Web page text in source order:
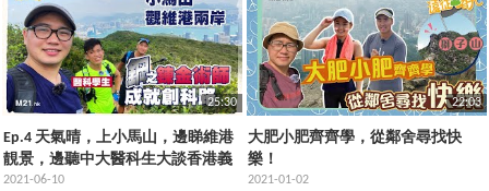
25:30
Ep.4 天氣晴，上小馬山，邊睇維港
靚景，邊聽中大醫科生大談香港義
肢發展～仲途經栢架山戰時爐灶！
2021-06-10
22:03
大肥小肥齊齊學，從鄰舍尋找快
樂！
2021-01-02